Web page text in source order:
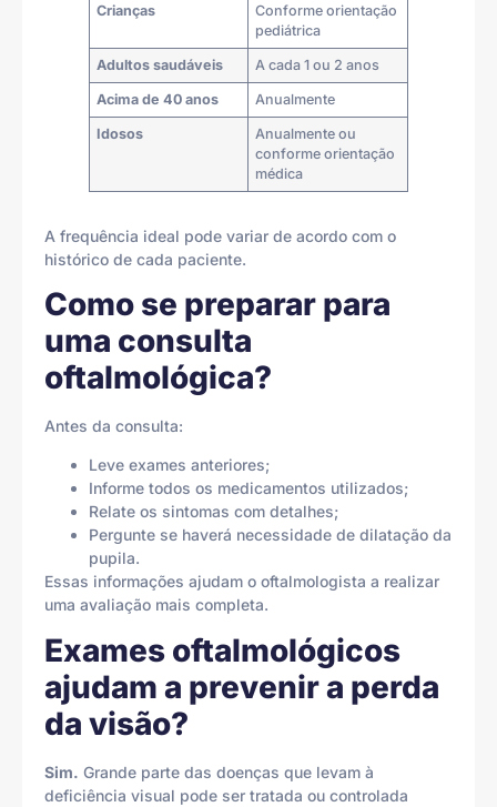
Crianças
Conforme orientação
pediátrica
Adultos saudáveis A cada 1 ou 2 anos
Acima de 40 anos Anualmente
Idosos
Anualmente ou
conforme orientação
médica
A frequência ideal pode variar de acordo com o
histórico de cada paciente.
Como se preparar para
uma consulta
oftalmológica?
Antes da consulta:
Leve exames anteriores;
Informe todos os medicamentos utilizados;
Relate os sintomas com detalhes;
Pergunte se haverá necessidade de dilatação da
pupila.
Essas informações ajudam o oftalmologista a realizar
uma avaliação mais completa.
Exames oftalmológicos
ajudam a prevenir a perda
da visão?
Sim. Grande parte das doenças que levam à
deficiência visual pode ser tratada ou controlada